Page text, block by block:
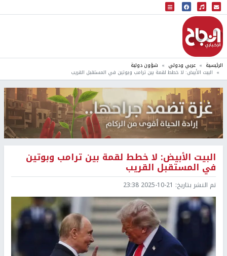
البث المباشر
إذاعة النجاح
الرئيسية عربي ودولي شؤون دولية
البيت الأبيض: لا خطط لقمة بين ترامب وبوتين في المستقبل القريب
البيت الأبيض: لا خطط لقمة بين ترامب وبوتين
في المستقبل القريب
تم النشر بتاريخ: 2025-10-21 23:38